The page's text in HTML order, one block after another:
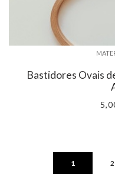
Bastidores Ovais
1 2